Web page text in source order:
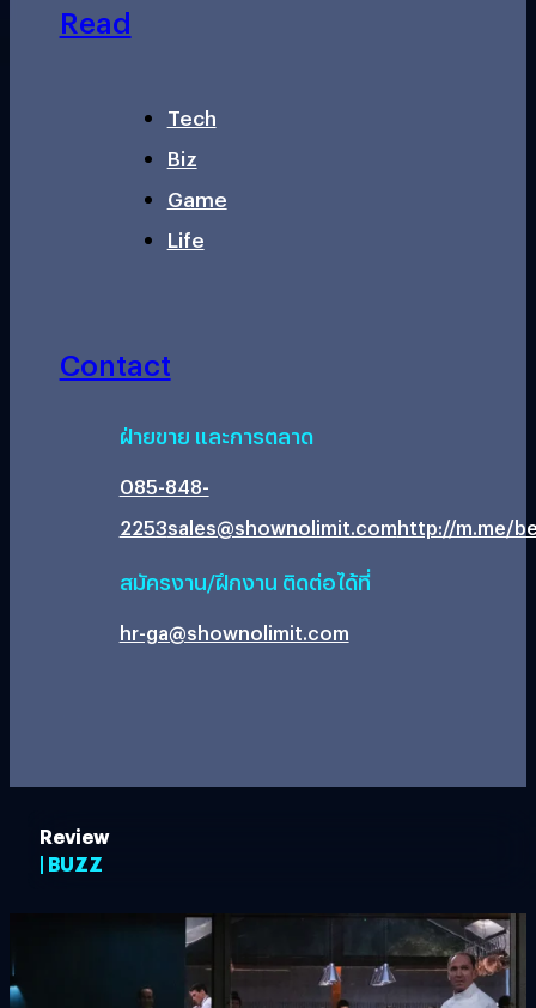
Read
Tech
Biz
Game
Life
Contact
ฝ่ายขาย และการตลาด
085-848-
2253sales@shownolimit.comhttp://m.me/
สมัครงาน/ฝึกงาน ติดต่อได้ที่
hr-ga@shownolimit.com
Review
| BUZZ